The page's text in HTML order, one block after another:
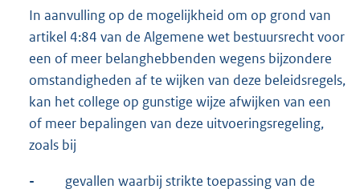
In aanvulling op de mogelijkheid om op grond van
artikel 4:84 van de Algemene wet bestuursrecht voor
een of meer belanghebbenden wegens bijzondere
omstandigheden af te wijken van deze beleidsregels,
kan het college op gunstige wijze afwijken van een
of meer bepalingen van deze uitvoeringsregeling,
zoals bij
-
gevallen waarbij strikte toepassing van de